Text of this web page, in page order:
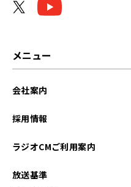
メニュー
会社案内
採用情報
ラジオCMご利用案内
放送基準